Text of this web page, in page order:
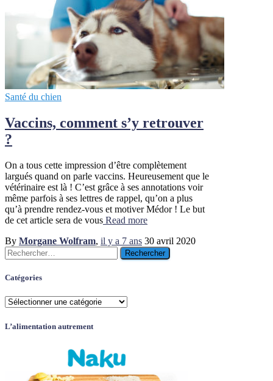
Santé du chien
Vaccins, comment s’y retrouver
?
On a tous cette impression d’être complètement
largués quand on parle vaccins. Heureusement que le
vétérinaire est là ! C’est grâce à ses annotations voir
même parfois à ses lettres de rappel, qu’on a plus
qu’à prendre rendez-vous et motiver Médor ! Le but
de cet article sera de vous Read more
By Morgane Wolfram, il y a 7 ans 30 avril 2020
Rechercher :
Catégories
Catégories
L’alimentation autrement